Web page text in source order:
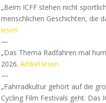
„Beim ICFF stehen nicht
menschlichen Geschichten, die
lesen
—
„Das Thema Radfahren mal
2026. Artikel lesen
—
„Fahrradkultur gehört auf die
Cycling Film Festivals geht. Das